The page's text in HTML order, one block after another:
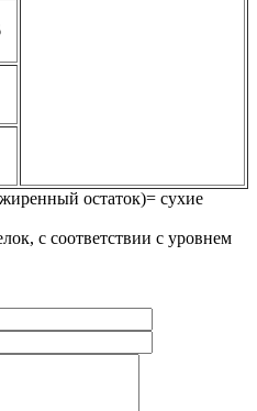
остаток)= сухие
с соответствии с уровнем